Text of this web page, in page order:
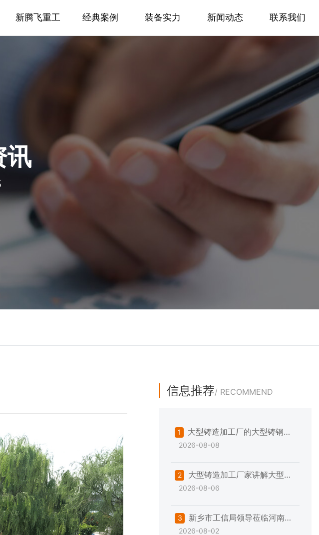
新腾飞重工 经典案例 装备实力 新闻动态 联系我们
讯
信息推荐/ RECOMMEND
1
大型铸造加工厂的大型铸钢件
抗造耐磨，硬核实力不玩虚的
2026-08-08
2
大型铸造加工厂家讲解大型铸
钢件铸造与精加工的一些注意事项
2026-08-06
3
新乡市工信局领导莅临河南新
2026-08-02